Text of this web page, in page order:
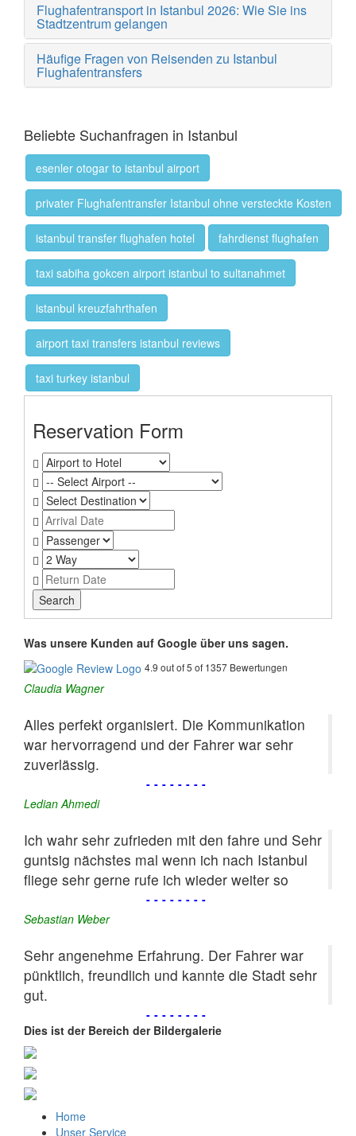
Flughafentransport in Istanbul 2026: Wie Sie ins
Stadtzentrum gelangen
Häufige Fragen von Reisenden zu Istanbul
Flughafentransfers
Beliebte Suchanfragen in Istanbul
esenler otogar to istanbul airport
privater Flughafentransfer Istanbul ohne versteckte Kosten
istanbul transfer flughafen hotel fahrdienst flughafen
taxi sabiha gokcen airport istanbul to sultanahmet
istanbul kreuzfahrthafen
airport taxi transfers istanbul reviews
taxi turkey istanbul
Reservation Form
Was unsere Kunden auf Google über uns sagen.
4.9 out of 5 of 1357 Bewertungen
Claudia Wagner
Alles perfekt organisiert. Die Kommunikation
war hervorragend und der Fahrer war sehr
zuverlässig.
--------
Ledian Ahmedi
Ich wahr sehr zufrieden mit den fahre und Sehr
guntsig nächstes mal wenn ich nach Istanbul
fliege sehr gerne rufe ich wieder weiter so
--------
Sebastian Weber
Sehr angenehme Erfahrung. Der Fahrer war
pünktlich, freundlich und kannte die Stadt sehr
gut.
--------
Dies ist der Bereich der Bildergalerie
Home
Unser Service